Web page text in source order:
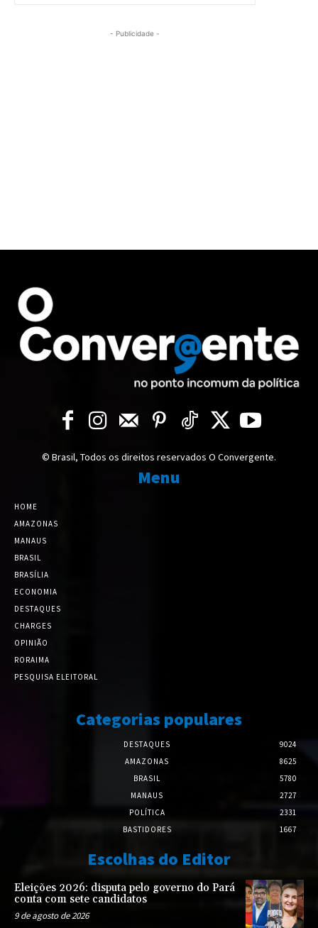
- Publicidade -
© Brasil, Todos os direitos reservados O Convergente.
Menu
HOME
AMAZONAS
MANAUS
BRASIL
BRASÍLIA
ECONOMIA
DESTAQUES
CHARGES
OPINIÃO
RORAIMA
PESQUISA ELEITORAL
Categorias populares
DESTAQUES
9024
AMAZONAS
8625
BRASIL
5780
MANAUS
2727
POLÍTICA
2331
BASTIDORES
1667
Escolhas do Editor
Eleições 2026: disputa pelo governo do Pará
conta com sete candidatos
9 de agosto de 2026